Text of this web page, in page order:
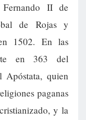
II de
de Rojas y
1502. En las
en 363 del
Apóstata, quien
paganas
y la